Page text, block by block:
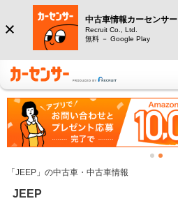
中古車情報カーセンサー
Recruit Co., Ltd.
無料 － Google Play
「JEEP」の中古車・中古車情報
JEEP